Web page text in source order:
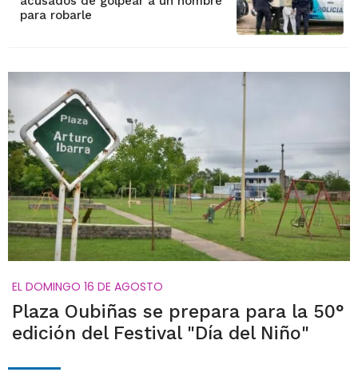
para robarle
EL DOMINGO 16 DE AGOSTO
Plaza Oubiñas se prepara para la 50°
edición del Festival "Día del Niño"